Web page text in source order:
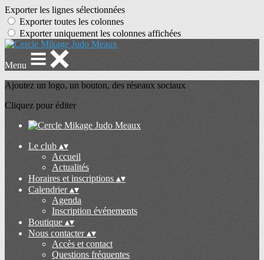
Exporter les lignes sélectionnées
Exporter toutes les colonnes
Exporter uniquement les colonnes affichées
Menu
Ajoutez un logo, un bouton, des réseaux sociaux
Cliquez pour éditer
Le club ▴▾
Accueil
Actualités
Horaires et inscriptions ▴▾
Calendrier▴▾
Agenda
Inscription événements
Boutique ▴▾
Nous contacter▴▾
Accès et contact
Questions fréquentes